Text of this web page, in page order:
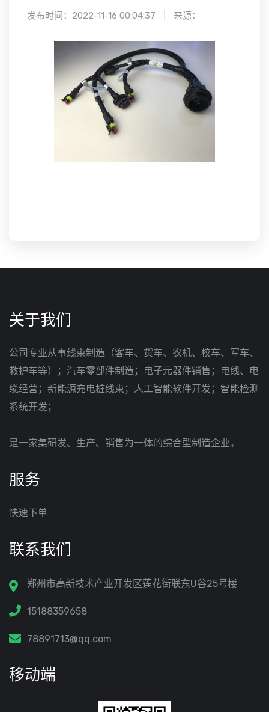
发布时间：2022-11-16 00:04:37 来源：
关于我们
公司专业从事线束制造（客车、货车、农机、校车、军车、
救护车等）；汽车零部件制造；电子元器件销售；电线、电
缆经营；新能源充电桩线束；人工智能软件开发；智能检测
系统开发；
是一家集研发、生产、销售为一体的综合型制造企业。
服务
快速下单
联系我们
郑州市高新技术产业开发区莲花街联东U谷25号楼
15188359658
78891713@qq.com
移动端